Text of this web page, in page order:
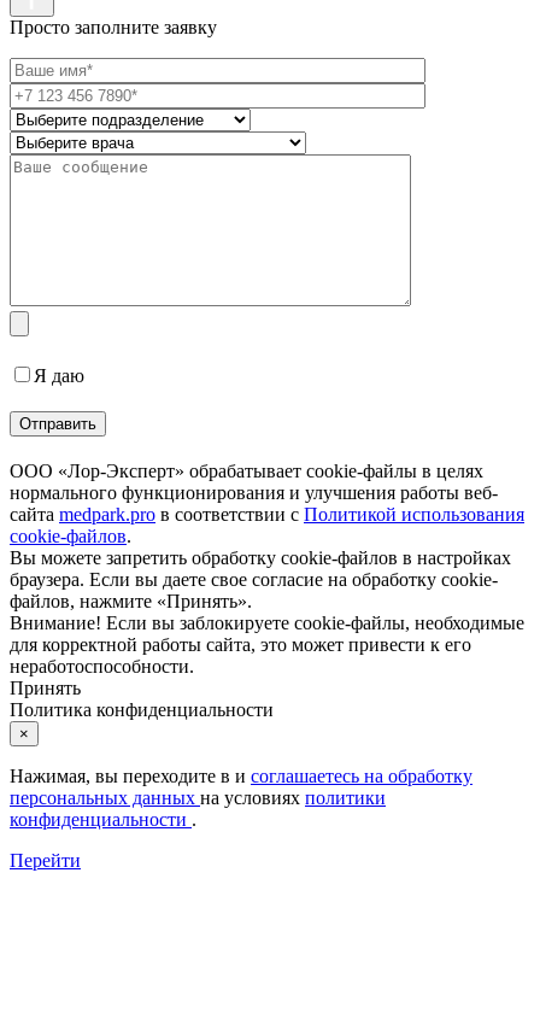
Просто заполните заявку
Я даю
ООО «Лор-Эксперт» обрабатывает cookie-файлы в целях
нормального функционирования и улучшения работы веб-
сайта medpark.pro в соответствии с Политикой использования
cookie-файлов.
Вы можете запретить обработку cookie-файлов в настройках
браузера. Если вы даете свое согласие на обработку cookie-
файлов, нажмите «Принять».
Внимание! Если вы заблокируете cookie-файлы, необходимые
для корректной работы сайта, это может привести к его
неработоспособности.
Принять
Политика конфиденциальности
×
Нажимая, вы переходите в и соглашаетесь на обработку
персональных данных на условиях политики
конфиденциальности .
Перейти